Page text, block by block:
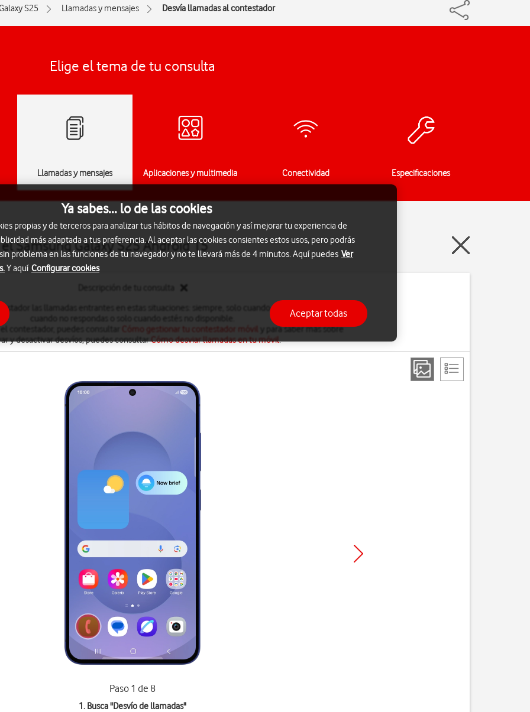
S25 Llamadas y mensajes Desvía llamadas al contestador
Elige el tema de tu consulta
Llamadas y mensajes Aplicaciones y multimedia Conectividad Especificaciones
Samsung Galaxy S25 Android 15
las llamadas entrantes en estas situaciones: siempre, solo cuando estés ocupado, solo
contestador, puedes consultar
Cómo gestionar tu contestador móvil
y para saber más sobre
y desactivar desvíos, puedes consultarCómo desviar llamadas en tu móvil.
Paso 1 de 8
1. Busca "Desvío de llamadas"
Ya sabes... lo de las cookies
propias y de terceros para analizar tus hábitos de navegación y así mejorar tu experiencia de
más adaptada a tus preferencia. Al aceptar las cookies consientes estos usos, pero podrás
problema en las funciones de tu navegador y no te llevará más de 4 minutos. Aquí puedes Ver
Y aquí Configurar cookies
Aceptar todas